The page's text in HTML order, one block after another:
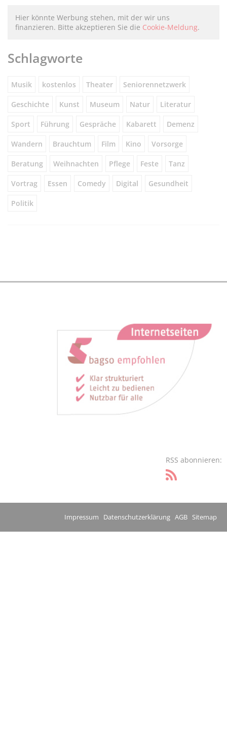
Hier könnte Werbung stehen, mit der wir uns
finanzieren. Bitte akzeptieren Sie die Cookie-Meldung.
Schlagworte
Musik kostenlos Theater Seniorennetzwerk
Geschichte Kunst Museum Natur Literatur
Sport Führung Gespräche Kabarett Demenz
Wandern Brauchtum Film Kino Vorsorge
Beratung Weihnachten Pflege Feste Tanz
Vortrag Essen Comedy Digital Gesundheit
Politik
RSS abonnieren:
Impressum Datenschutzerklärung AGB Sitemap